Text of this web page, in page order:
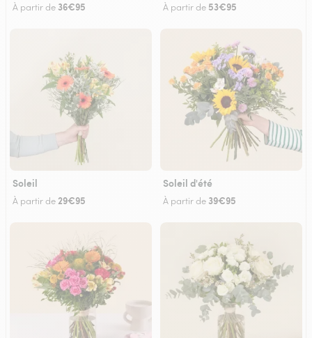
À partir de 36€95 À partir de 53€95
Soleil
À partir de29€95
Soleil d'été
À partir de 39€95